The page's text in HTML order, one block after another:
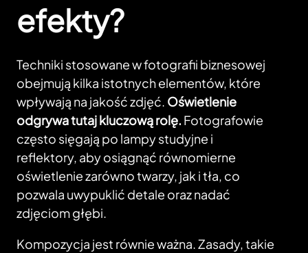
efekty?
Techniki stosowane w fotografii biznesowej
obejmują kilka istotnych elementów, które
wpływają na jakość zdjęć. Oświetlenie
odgrywa tutaj kluczową rolę. Fotografowie
często sięgają po lampy studyjne i
reflektory, aby osiągnąć równomierne
oświetlenie zarówno twarzy, jak i tła, co
pozwala uwypuklić detale oraz nadać
zdjęciom głębi.
Kompozycja jest równie ważna. Zasady, takie